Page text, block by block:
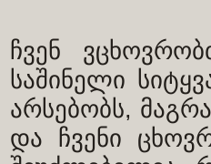
ჩვენ
საშინელი
არსებობს,
და ჩვენი